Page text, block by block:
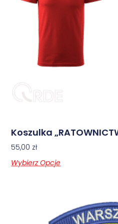
Koszulka
55,00 zł
Wybierz Opcje